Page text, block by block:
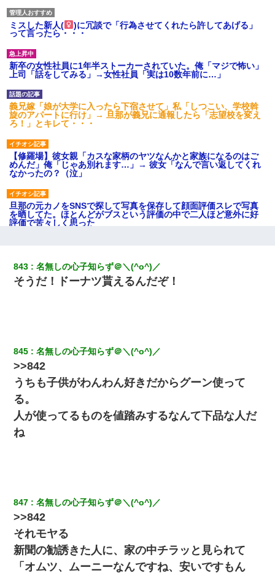
ミスした新人(
)に冗談で「行為させてくれたら許してあげる」
って言ったら・・・
新卒の女性社員に1年半ストーカーされていた。俺「マジで怖い」
上司「話をしてみる」→女性社員「実は10数年前に…」
義兄嫁「娘が大学に入ったら下宿させて」私「しつこい、学校斡
旋のアパートに行け」→ 旦那が義兄に通報したら「志望校を変え
ろ！」とキレて・・・
【修羅場】彼女親「カスな家柄のヤツなんかと家族になるのはご
めんだ」俺「じゃあ別れます…」→ 彼女「なんで言い返してくれ
なかったの？（泣」
旦那の元カノをSNSで探して写真を保存して顔面評価スレで写真
を晒してた。ほとんどがブスという評価の中で二人ほど意外に好
評価で苦々しく思った
出張中の旦那から『フリンしやがって、このクズ』と電話が。私
「私を家に置いてほしい、どうか見捨てないで(土下座」俺・嫁
「…」
【報告者がキチ】嫁「妊娠した」俺『それじゃあ皆に祝ってもら
おう』友人達を家に連れ帰ってホームパーティー→俺『皆に祝え
てもらえて良かったな！』→
【悲報】嫁がワイのこと嫌いっぽいから単身赴任した結果
妻「ずっと好きだった人と一緒になりたいから、わかれてくださ
｢昨日はお兄ちゃんと一緒にお風呂に入っちゃった～｣とか毎日兄
の話をしていたA子が事故で亡くなった。→Ａ子のお母さんの話に
843 名無しの心子知らず＠＼(^o^)／
そうだ！ドーナツ貰えるんだぞ！
845 名無しの心子知らず＠＼(^o^)／
>>842
うちも子供がわんわん好きだからグーン使って
る。
人が使ってるものを値踏みするなんて下品な人だ
ね
847 名無しの心子知らず＠＼(^o^)／
>>842
それモヤる
新聞の勧誘きた人に、家の中チラッと見られて
「オムツ、ムーニーなんですね、安いですもん